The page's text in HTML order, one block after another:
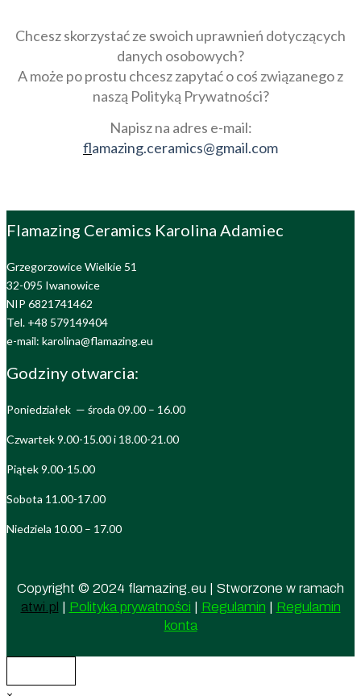
Chcesz skorzystać ze swoich uprawnień dotyczących
danych osobowych?
A może po prostu chcesz zapytać o coś związanego z
naszą Polityką Prywatności?
Napisz na adres e-mail:
flamazing.ceramics@gmail.com
Flamazing Ceramics Karolina Adamiec
Grzegorzowice Wielkie 51
32-095 Iwanowice
NIP 6821741462
Tel. +48 579149404
e-mail: karolina@flamazing.eu
Godziny otwarcia:
Poniedziałek — środa 09.00 – 16.00
Czwartek 9.00-15.00 i 18.00-21.00
Piątek 9.00-15.00
Sobota 11.00-17.00
Niedziela 10.00 – 17.00
Copyright © 2024 flamazing.eu | Stworzone w ramach
atwi.pl | Polityka prywatności | Regulamin | Regulamin
konta